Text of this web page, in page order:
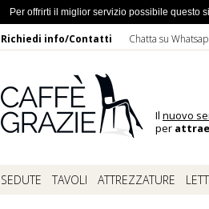
Richiedi info/Contatti Chatta su
Il nuovo
per
SEDUTE TAVOLI ATTREZZATURE
Per offrirti il miglior servizio possibile questo